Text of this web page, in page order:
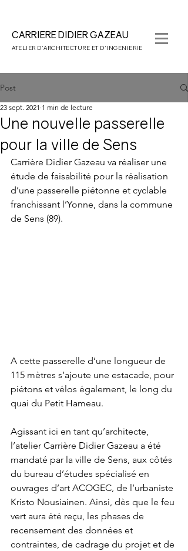
CARRIERE DIDIERGAZEAU
ATELIER D'ARCHITECTURE ET D'INGENIERIE
Post
Une nouvelle passerelle
pour la ville de Sens
23 sept. 2021 1 min de lecture
Carrière Didier Gazeau va réaliser une
étude de faisabilité pour la réalisation
d’une passerelle piétonne et cyclable
franchissant l’Yonne, dans la commune
de Sens (89).
A cette passerelle d’une longueur de
115 mètres s’ajoute une estacade, pour
piétons et vélos également, le long du
quai du Petit Hameau.
Agissant ici en tant qu’architecte,
l’atelier Carrière Didier Gazeau a été
mandaté par la ville de Sens, aux côtés
du bureau d’études spécialisé en
ouvrages d’art ACOGEC, de l’urbaniste
Kristo Nousiainen. Ainsi, dès que le feu
vert aura été reçu, les phases de
recensement des données et
contraintes, de cadrage du projet et de